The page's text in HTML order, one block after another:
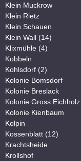
Klein Muckrow
Klein Rietz
Klein Schauen
Klein Wall (14)
Klixmühle (4)
Kobbeln
Kohlsdorf (2)
Kolonie Bomsdorf
Kolonie Breslack
Kolonie Gross Eichholz
Kolonie Kienbaum
Kolpin
Kossenblatt (12)
Krachtsheide
Krollshof